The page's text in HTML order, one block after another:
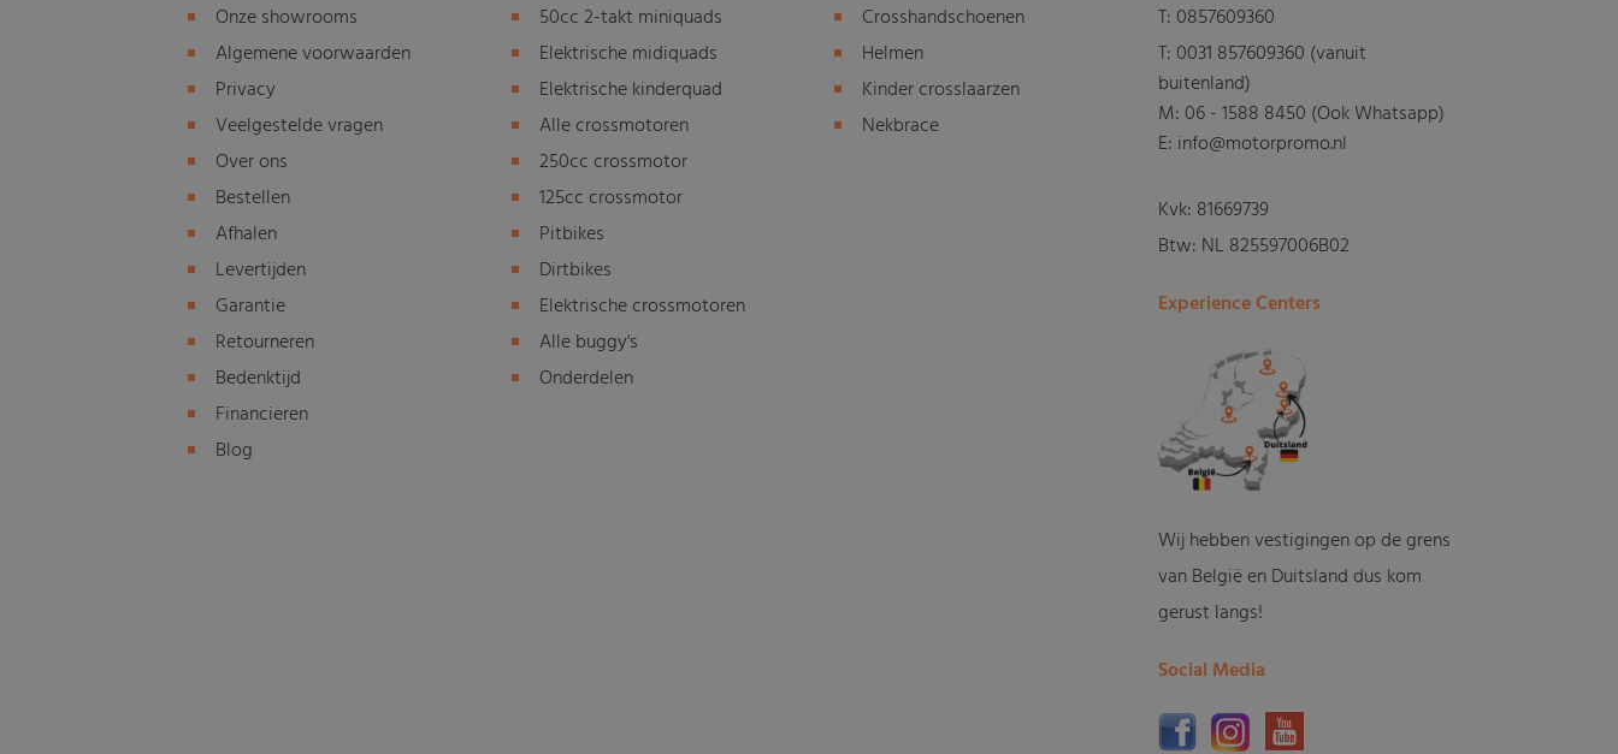
Onze showrooms
Algemene voorwaarden
Privacy
Veelgestelde vragen
Over ons
Bestellen
Afhalen
Levertijden
Garantie
Retourneren
Bedenktijd
Financieren
Blog
50cc 2-takt miniquads
Elektrische midiquads
Elektrische kinderquad
Alle crossmotoren
250cc crossmotor
125cc crossmotor
Pitbikes
Dirtbikes
Elektrische crossmotoren
Alle buggy's
Onderdelen
Crosshandschoenen
Helmen
Kinder crosslaarzen
Nekbrace
T:0857609360
T:0031 857609360 (vanuit
buitenland)
M:06 - 1588 8450 (Ook Whatsapp)
E: info@motorpromo.nl
Kvk: 81669739
Btw: NL 825597006B02
Experience Centers
Wij hebben vestigingen op de grens
van België en Duitsland dus kom
gerust langs!
Social Media